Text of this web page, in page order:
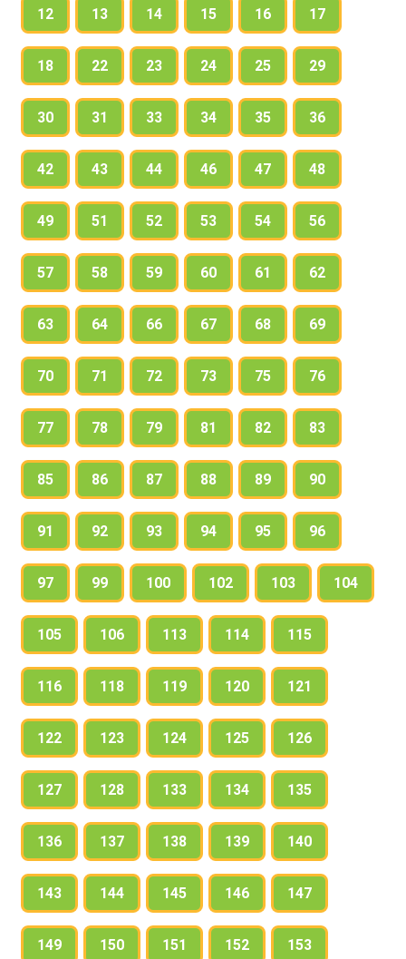
12 13 14 15 16 17
18 22 23 24 25 29
30 31 33 34 35 36
42 43 44 46 47 48
49 51 52 53 54 56
57 58 59 60 61 62
63 64 66 67 68 69
70 71 72 73 75 76
77 78 79 81 82 83
85 86 87 88 89 90
91 92 93 94 95 96
97 99 100 102 103 104
105 106 113 114 115
116 118 119 120 121
122 123 124 125 126
127 128 133 134 135
136 137 138 139 140
143 144 145 146 147
149 150 151 152 153